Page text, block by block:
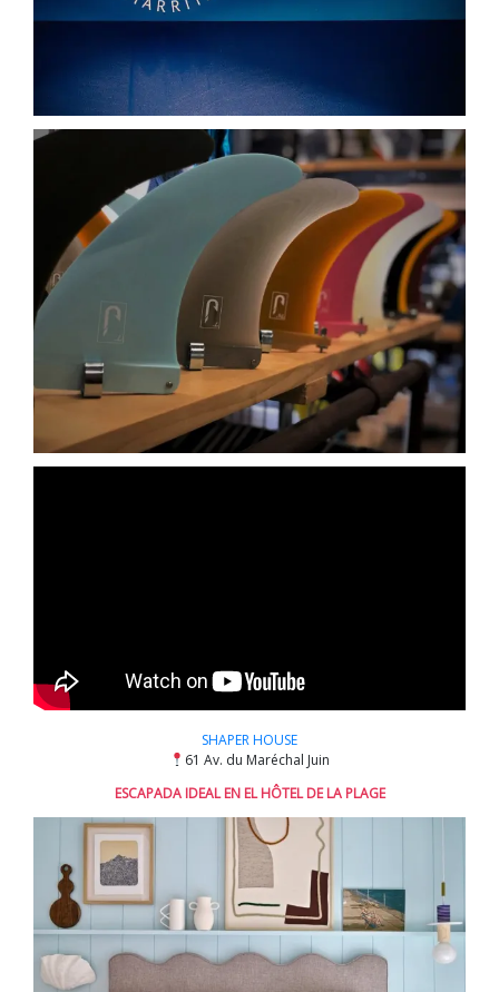
SHAPER HOUSE
61 Av. du Maréchal Juin
ESCAPADA IDEAL EN EL HÔTEL DE LA PLAGE